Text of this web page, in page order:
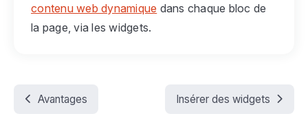
contenu web dynamique dans chaque bloc de
la page, via les widgets.
Avantages Insérer des widgets